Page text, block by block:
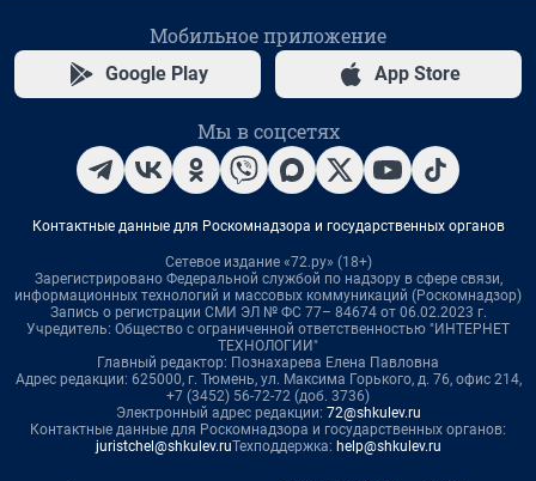
Мобильное приложение
Google Play App Store
Мы в соцсетях
Контактные данные для Роскомнадзора и государственных органов
Сетевое издание «72.ру» (18+)
Зарегистрировано Федеральной службой по надзору в сфере связи,
информационных технологий и массовых коммуникаций (Роскомнадзор)
Запись о регистрации СМИ ЭЛ № ФС 77– 84674 от 06.02.2023 г.
Учредитель: Общество с ограниченной ответственностью "ИНТЕРНЕТ
ТЕХНОЛОГИИ"
Главный редактор: Познахарева Елена Павловна
Адрес редакции: 625000, г. Тюмень, ул. Максима Горького, д. 76, офис 214,
+7 (3452) 56-72-72 (доб. 3736)
Электронный адрес редакции: 72@shkulev.ru
Контактные данные для Роскомнадзора и государственных органов:
juristchel@shkulev.ruТехподдержка: help@shkulev.ru